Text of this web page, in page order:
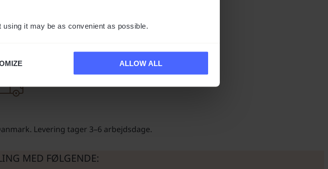
it may be as convenient as possible.
ALLOW ALL
produkter med fuld forsikring leveres af UPS.
Levering tager 3–6 arbejdsdage.
MED FØLGENDE: